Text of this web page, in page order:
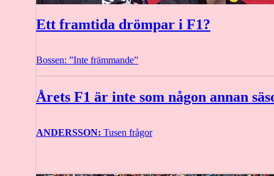
Ett framtida drömpar i F1?
Bossen: ”Inte främmande”
Årets F1 är inte som någon annan
ANDERSSON: Tusen frågor